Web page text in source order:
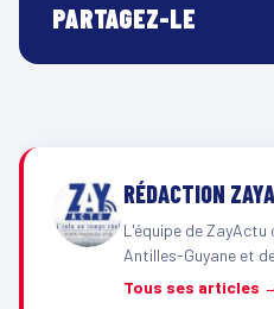
PARTAGEZ-LE
RÉDACTION
L'équipe de
Antilles-Guyane et
Tous ses articles